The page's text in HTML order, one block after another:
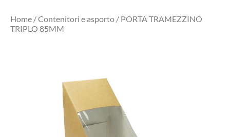
Home /Contenitori e asporto / PORTA TRAMEZZINO
TRIPLO 85MM